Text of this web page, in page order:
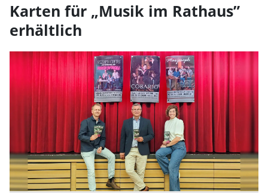
Karten für „Musik im Rathaus”
erhältlich